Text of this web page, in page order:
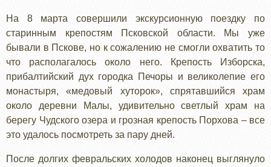
На 8 марта совершили экскурсионную поездку по
старинным крепостям Псковской области. Мы уже
бывали в Пскове, но к сожалению не смогли охватить то
что располагалось около него. Крепость Изборска,
прибалтийский дух городка Печоры и великолепие его
монастыря, «медовый хуторок», спрятавшийся храм
около деревни Малы, удивительно светлый храм на
берегу Чудского озера и грозная крепость Порхова – все
это удалось посмотреть за пару дней.
После долгих февральских холодов наконец выглянуло